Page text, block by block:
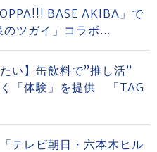
BASE AKIBA」で
ツガイ」コラボ...
たい】缶飲料で”推し活”
「体験」を提供 「TAG
テレビ朝日・六本木ヒル